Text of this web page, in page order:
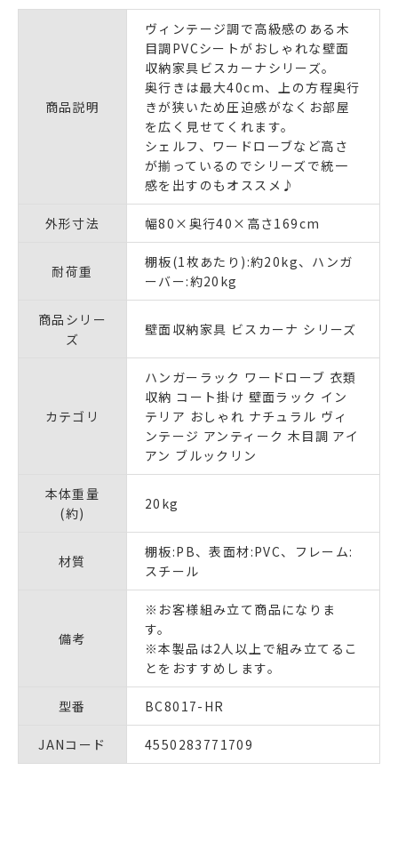
商品説明
ヴィンテージ調で高級感のある木
目調PVCシートがおしゃれな壁面
収納家具ビスカーナシリーズ。
奥行きは最大40cm、上の方程奥行
きが狭いため圧迫感がなくお部屋
を広く見せてくれます。
シェルフ、ワードローブなど高さ
が揃っているのでシリーズで統一
感を出すのもオススメ♪
外形寸法 幅80×奥行40×高さ169cm
耐荷重
棚板(1枚あたり):約20kg、ハンガ
ーバー:約20kg
商品シリー
ズ
壁面収納家具 ビスカーナ シリーズ
カテゴリ
ハンガーラック ワードローブ 衣類
収納 コート掛け 壁面ラック イン
テリア おしゃれ ナチュラル ヴィ
ンテージ アンティーク 木目調 アイ
アン ブルックリン
本体重量
(約)
20kg
材質
棚板:PB、表面材:PVC、フレーム:
スチール
備考
※お客様組み立て商品になりま
す。
※本製品は2人以上で組み立てるこ
とをおすすめします。
型番 BC8017-HR
JANコード 4550283771709